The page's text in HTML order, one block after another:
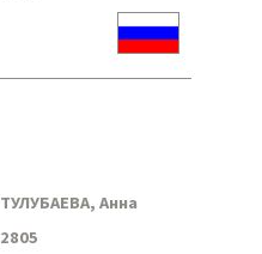
ТУЛУБАЕВА, Анна
2805